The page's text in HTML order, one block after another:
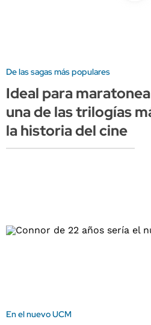
De las sagas más populares
Ideal para
una de las trilogías
la historia del cine
En el nuevo UCM